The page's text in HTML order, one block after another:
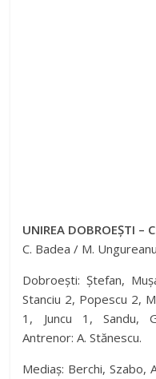
UNIREA DOBROEȘTI –
C. Badea / M. Ungureanu
Dobroești: Ștefan,
Stanciu 2, Popescu 2,
1, Juncu 1, Sandu,
Antrenor: A. Stănescu.
Mediaș: Berchi, Szabo,